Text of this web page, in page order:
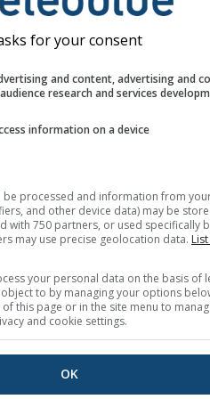
Toto je príklad vynikajúcich
Bitterwasser (Namíbia),
Takéto podmienky nikdy
dosahujúce nižšie výšky
Sklon teplotysa meria v
na 100 m výškového
Presná hodnota je
čiarach. Inverzie (veľmi
podmienky) majú kladné
a sú vyfarbené od žltej po
červenú. Hranica medzi
modrou zodpovedá
for your consent
and content, advertising and
research and services
information on a device
processed and information from
and other device data) may be
with 750 partners, or used specifically
may use precise geolocation data.
your personal data on the basis of
to by managing your options
this page or in the site menu to
and cookie settings.
OK